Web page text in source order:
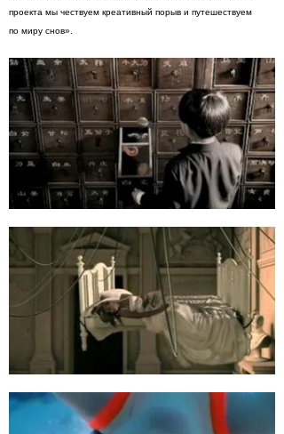
проекта мы чествуем креативный порыв и путешествуем
по миру снов».